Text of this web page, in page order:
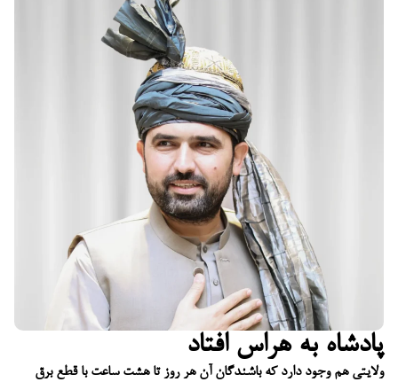
پادشاه به هراس افتاد
ولایتی هم وجود دارد که باشندگان آن هر روز تا هشت ساعت با قطع برق